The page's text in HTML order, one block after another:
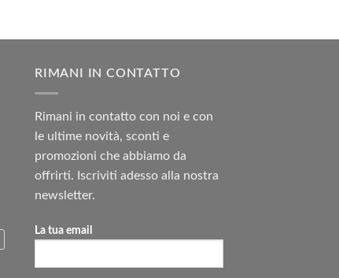
RIMANI IN CONTATTO
Rimani in contatto con noi e con
le ultime novità, sconti e
promozioni che abbiamo da
offrirti. Iscriviti adesso alla nostra
newsletter.
La tua email